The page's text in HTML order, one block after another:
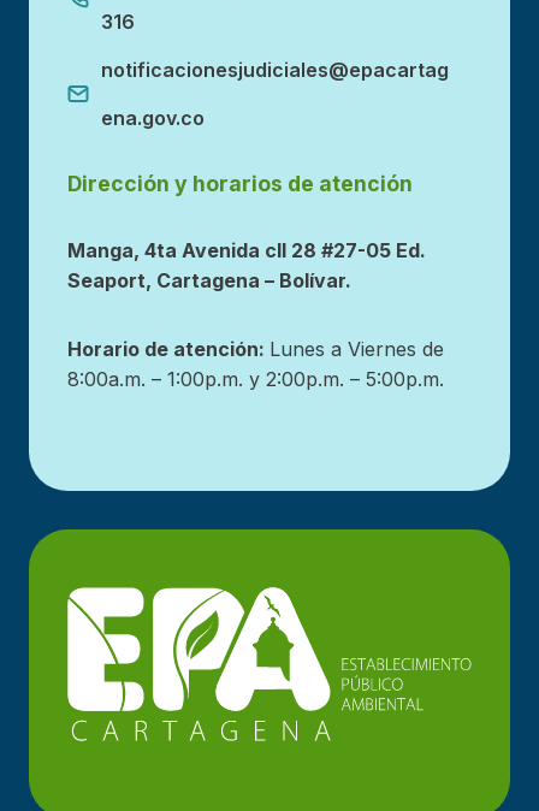
316
notificacionesjudiciales@epacartag
ena.gov.co
Dirección y horarios de atención
Manga, 4ta Avenida cll 28 #27-05 Ed.
Seaport, Cartagena – Bolívar.
Horario de atención: Lunes a Viernes de
8:00a.m. – 1:00p.m. y 2:00p.m. – 5:00p.m.